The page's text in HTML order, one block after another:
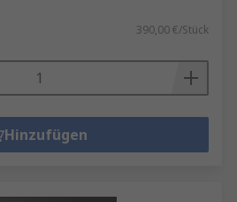
390,00 €/Stück
Hinzufügen